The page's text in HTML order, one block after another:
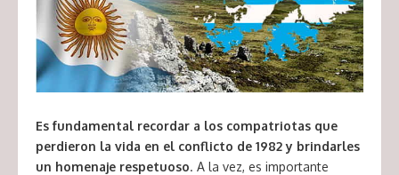
Es fundamental recordar a los compatriotas que
perdieron la vida en el conflicto de 1982 y brindarles
un homenaje respetuoso. A la vez, es importante